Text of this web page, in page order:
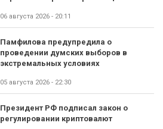
06 августа 2026 - 20:11
Памфилова предупредила о
проведении думских выборов в
экстремальных условиях
05 августа 2026 - 22:30
Президент РФ подписал закон о
регулировании криптовалют